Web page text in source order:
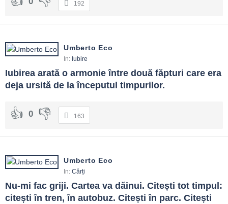
192
Umberto Eco
In: Iubire
Iubirea arată o armonie între două făpturi care era
deja ursită de la începutul timpurilor.
0 163
Umberto Eco
In: Cărți
Nu-mi fac griji. Cartea va dăinui. Citești tot timpul:
citești în tren, în autobuz. Citești în parc. Citești